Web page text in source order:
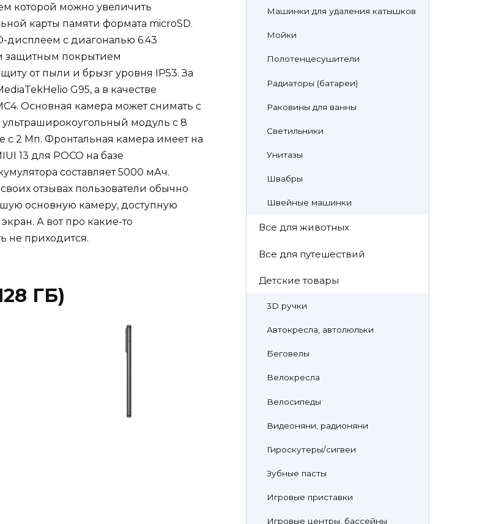
которой можно увеличить
карты памяти формата microSD.
дисплеем с диагональю 6.43
защитным покрытием
от пыли и брызг уровня IP53. За
G95, а в качестве
Основная камера может снимать с
модуль с 8
2 Мп. Фронтальная камера имеет на
13 для POCO на базе
составляет 5000 мАч.
отзывах пользователи обычно
основную камеру, доступную
А вот про какие-то
не приходится.
ГБ)
Машинки для удаления катышков
Мойки
Полотенцесушители
Радиаторы (батареи)
Раковины для ванны
Светильники
Унитазы
Швабры
Швейные машинки
Все для животных
Все для путешествий
Детские товары
3D ручки
Автокресла, автолюльки
Беговелы
Велокресла
Велосипеды
Видеоняни, радионяни
Гироскутеры/сигвеи
Зубные пасты
Игровые приставки
Игровые центры, бассейны